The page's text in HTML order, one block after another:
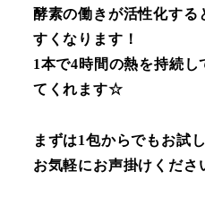
酵素の働きが活性化する
すくなります！
1本で4時間の熱を持続
てくれます☆
まずは1包からでもお試
お気軽にお声掛けくださ